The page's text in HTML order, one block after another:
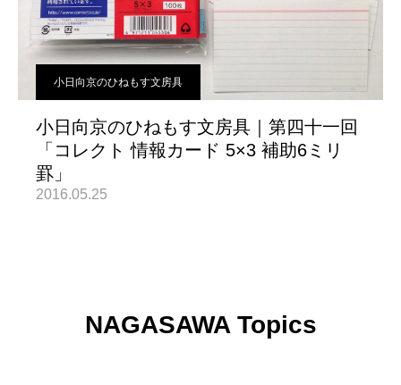
小日向京のひねもす文房具
小日向京のひねもす文房具｜第四十一回
「コレクト 情報カード 5×3 補助6ミリ
罫」
2016.05.25
NAGASAWA Topics